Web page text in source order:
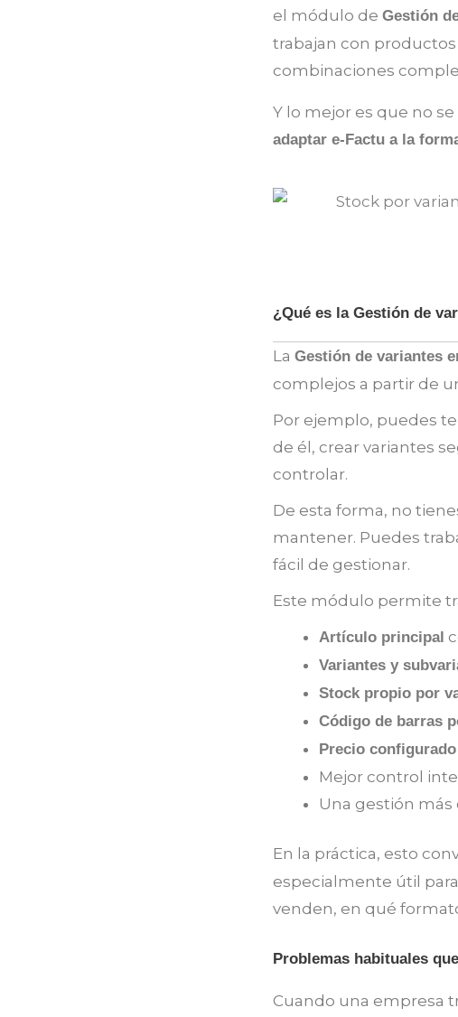
el módulo de Gestión
trabajan con
combinaciones
Y lo mejor es que no
adaptar e-Factu a la
¿Qué es la Gestión de
La Gestión de variantes
complejos a partir de
Por ejemplo, puedes
de él, crear variantes
controlar.
De esta forma, no
mantener. Puedes
fácil de gestionar.
Este módulo permite
Artículo principal
Variantes y
Stock propio por
Código de barras
Precio
Mejor control
Una gestión más
En la práctica, esto
especialmente útil
venden, en qué
Problemas habituales
Cuando una empresa